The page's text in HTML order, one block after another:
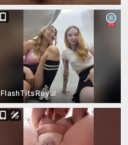
FlashTitsRoyal